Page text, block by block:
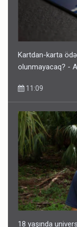
Bu ölkələrə
Ərdoğana sui-qəsd
5 Avqust 16:56
Kartdan-karta
olunmayacaq? -
11:09
18 yaşında